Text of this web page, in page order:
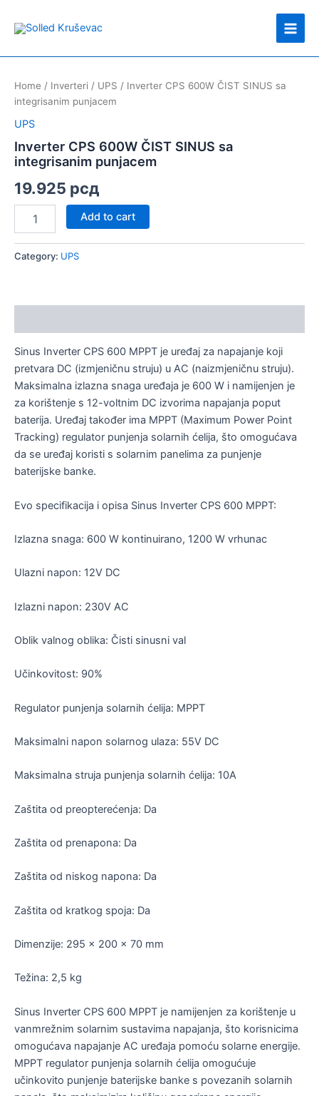
Main
Home / Inverteri / UPS / Inverter CPS 600W ČIST SINUS sa
integrisanim punjacem
UPS
Inverter CPS 600W ČIST SINUS sa
integrisanim punjacem
19.925 рсд
600W
ČIST
SINUS
integrisanim
punjacem
Add to cart
Category: UPS
Sinus Inverter CPS 600 MPPT je uređaj za napajanje koji
pretvara DC (izmjeničnu struju) u AC (naizmjeničnu struju).
Maksimalna izlazna snaga uređaja je 600 W i namijenjen je
za korištenje s 12-voltnim DC izvorima napajanja poput
baterija. Uređaj također ima MPPT (Maximum Power Point
Tracking) regulator punjenja solarnih ćelija, što omogućava
da se uređaj koristi s solarnim panelima za punjenje
baterijske banke.
Evo specifikacija i opisa Sinus Inverter CPS 600 MPPT:
Izlazna snaga: 600 W kontinuirano, 1200 W vrhunac
Ulazni napon: 12V DC
Izlazni napon: 230V AC
Oblik valnog oblika: Čisti sinusni val
Učinkovitost: 90%
Regulator punjenja solarnih ćelija: MPPT
Maksimalni napon solarnog ulaza: 55V DC
Maksimalna struja punjenja solarnih ćelija: 10A
Zaštita od preopterećenja: Da
Zaštita od prenapona: Da
Zaštita od niskog napona: Da
Zaštita od kratkog spoja: Da
Dimenzije: 295 x 200 x 70 mm
Težina: 2,5 kg
Sinus Inverter CPS 600 MPPT je namijenjen za korištenje u
vanmrežnim solarnim sustavima napajanja, što korisnicima
omogućava napajanje AC uređaja pomoću solarne energije.
MPPT regulator punjenja solarnih ćelija omogućuje
učinkovito punjenje baterijske banke s povezanih solarnih